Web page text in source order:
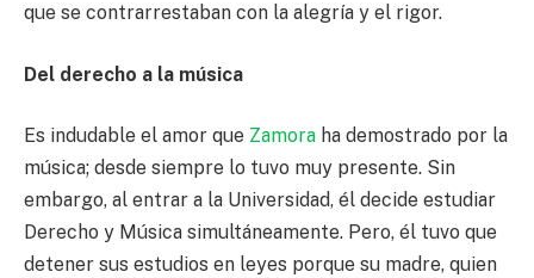
que se contrarrestaban con la alegría y el rigor.
Del derecho a la música
Es indudable el amor que Zamora ha demostrado por la
música; desde siempre lo tuvo muy presente. Sin
embargo, al entrar a la Universidad, él decide estudiar
Derecho y Música simultáneamente. Pero, él tuvo que
detener sus estudios en leyes porque su madre, quien